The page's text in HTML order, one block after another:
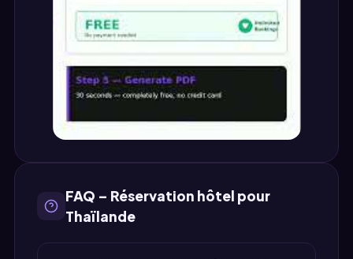
FAQ – Réservation hôtel pour
Thaïlande